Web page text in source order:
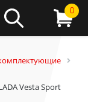
0
Vesta Sport